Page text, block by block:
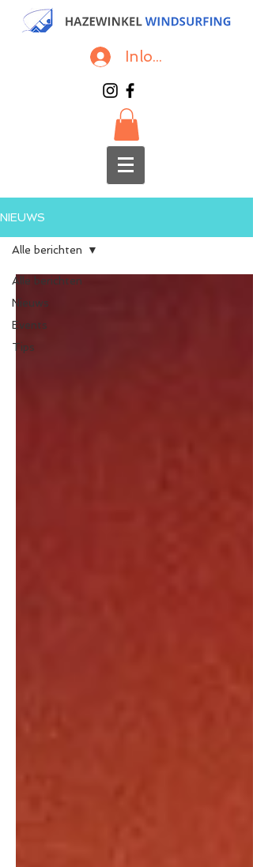
Inloggen
NIEUWS
Alle berichten
Nieuws
Events
Tips
Alle berichten